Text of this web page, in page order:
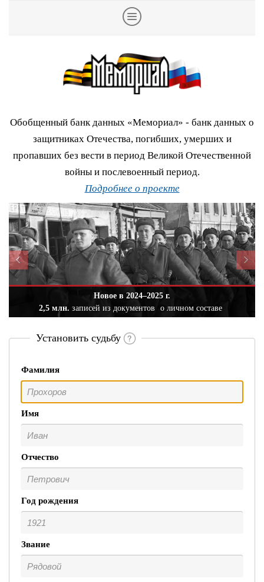
Обобщенный банк данных «Мемориал» - банк данных о
защитниках Отечества, погибших, умерших и
пропавших без вести в период Великой Отечественной
войны и послевоенный период.
Подробнее о проекте
Новое в 2024–2025 г.
2,5 млн. записей из документов о личном составе
Установить судьбу
Фамилия
Имя
Отчество
Год рождения
Звание